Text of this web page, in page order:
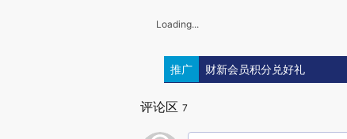
Loading...
推广 财新会员积分兑好礼
评论区 7